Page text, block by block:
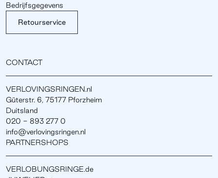
Bedrijfsgegevens
Retourservice
CONTACT
VERLOVINGSRINGEN.nl
Güterstr. 6, 75177 Pforzheim
Duitsland
020 - 893 277 0
info@verlovingsringen.nl
PARTNERSHOPS
VERLOBUNGSRINGE.de